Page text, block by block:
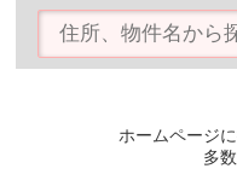
物件を探す
購入TOP
条件から探す
住宅ローン控除シミュレータ
ホームページ
多